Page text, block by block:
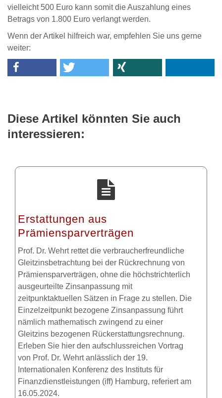
vielleicht 500 Euro kann somit die Auszahlung eines
Betrags von 1.800 Euro verlangt werden.
Wenn der Artikel hilfreich war, empfehlen Sie uns gerne
weiter:
Diese Artikel könnten Sie auch
interessieren:
Erstattungen aus
Prämiensparverträgen
Prof. Dr. Wehrt rettet die verbraucherfreundliche
Gleitzinsbetrachtung bei der Rückrechnung von
Prämiensparverträgen, ohne die höchstrichterlich
ausgeurteilte Zinsanpassung mit
zeitpunktaktuellen Sätzen in Frage zu stellen. Die
Einzelzeitpunkt bezogene Zinsanpassung führt
nämlich mathematisch zwingend zu einer
Gleitzins bezogenen Rückerstattungsrechnung.
Erleben Sie hier den aufschlussreichen Vortrag
von Prof. Dr. Wehrt anlässlich der 19.
Internationalen Konferenz des Instituts für
Finanzdienstleistungen (iff) Hamburg, referiert am
16.05.2024.